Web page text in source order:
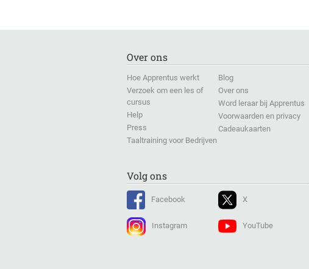
Over ons
Hoe Apprentus werkt
Verzoek om een les of
cursus
Help
Press
Taaltraining voor Bedrijven
Blog
Over ons
Word leraar bij Apprentus
Voorwaarden en privacy
Cadeaukaarten
Volg ons
Facebook
Instagram
X
YouTube